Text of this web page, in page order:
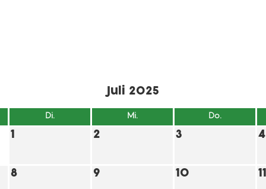
Juli 2025
Di. Mi. Do.
1 2 3 4
8 9 10